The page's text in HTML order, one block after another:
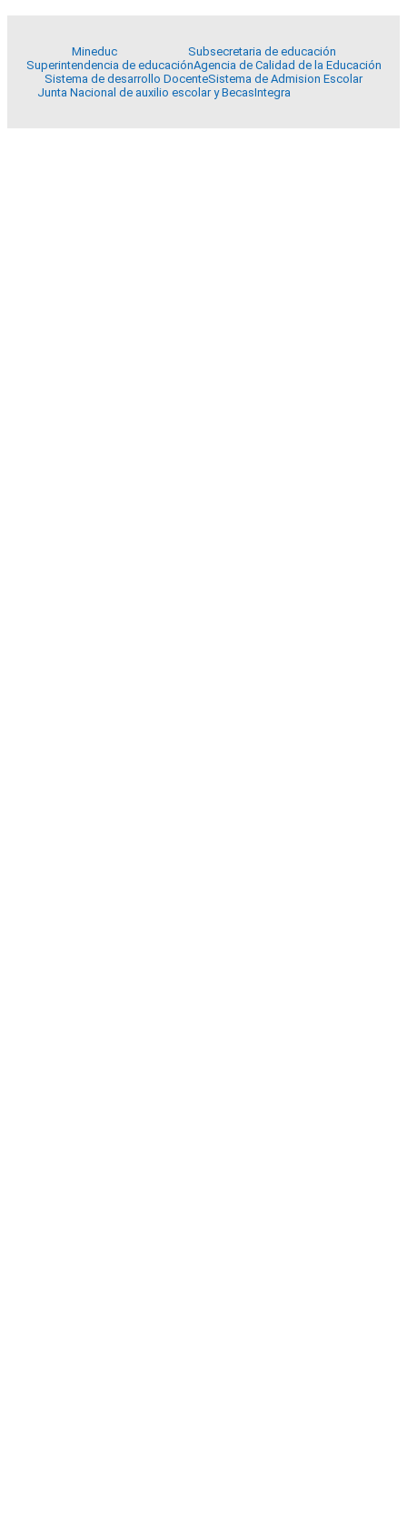
Mineduc
Subsecretaria de educación
Superintendencia de educaciónAgencia de Calidad de la Educación
Sistema de desarrollo DocenteSistema de Admision Escolar
Junta Nacional de auxilio escolar y BecasIntegra